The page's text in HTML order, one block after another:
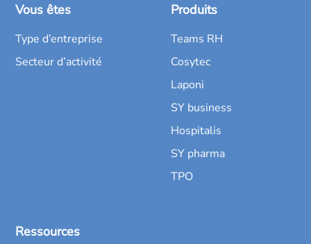
Vous êtes
Type d’entreprise
Secteur d’activité
Produits
Teams RH
Cosytec
Laponi
SY business
Hospitalis
SY pharma
TPO
Ressources